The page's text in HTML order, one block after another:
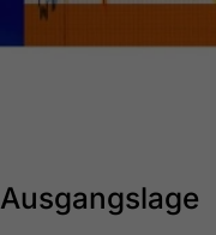
Ausgangslage